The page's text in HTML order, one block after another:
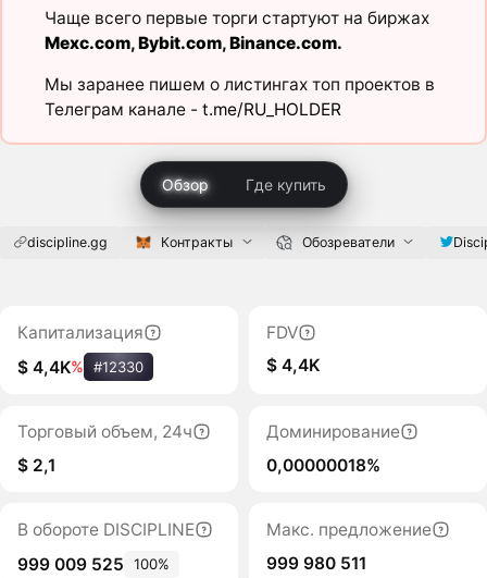
Чаще всего первые торги стартуют на биржах
Mexc.com,Bybit.com,Binance.com.
Мы заранее пишем о листингах топ проектов в
Телеграм канале - t.me/RU_HOLDER
Обзор Где купить
discipline.gg Контракты Обозреватели
Капитализация
$ 4,4K% #12330
FDV
$ 4,4K
Торговый объем, 24ч
$ 2,1
Доминирование
0,00000018%
В обороте DISCIPLINE
999 009 525
100%
Макс. предложение
999 980 511